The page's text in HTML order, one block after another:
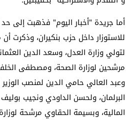
أما جريدة "أخبار اليوم" فذهبت إلى
للاستوزار داخل حزب بنكيران،
لتولي وزارة العدل، وسعد الدين
مرشحين لوزارة الصحة، ومصطفى
وعبد العالي حامي الدين لمنصب
البرلمان، ولحسن الداودي ونجيب
المالية، وبسيمة الحقاوي مرشحة